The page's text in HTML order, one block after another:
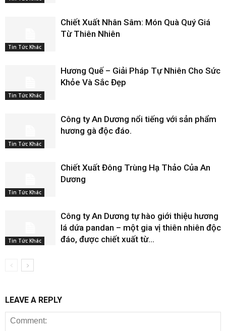
Tin Tức Khác
Chiết Xuất Nhân Sâm: Món Quà Quý Giá
Từ Thiên Nhiên
Tin Tức Khác
Hương Quế – Giải Pháp Tự Nhiên Cho Sức
Khỏe Và Sắc Đẹp
Tin Tức Khác
Công ty An Dương nổi tiếng với sản phẩm
hương gà độc đáo.
Tin Tức Khác
Chiết Xuất Đông Trùng Hạ Thảo Của An
Dương
Tin Tức Khác
Công ty An Dương tự hào giới thiệu hương
lá dứa pandan – một gia vị thiên nhiên độc
đáo, được chiết xuất từ...
LEAVE A REPLY